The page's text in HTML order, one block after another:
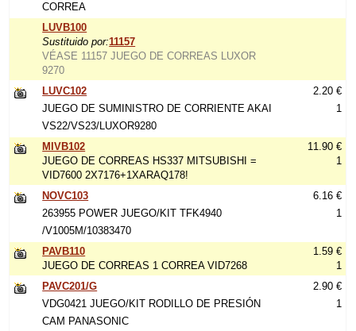
CORREA
LUVB100
Sustituido por:11157
VÉASE 11157 JUEGO DE CORREAS LUXOR
9270
LUVC102
JUEGO DE SUMINISTRO DE CORRIENTE AKAI
VS22/VS23/LUXOR9280
2.20 €
1
MIVB102
JUEGO DE CORREAS HS337 MITSUBISHI =
VID7600 2X7176+1XARAQ178!
11.90 €
1
NOVC103
263955 POWER JUEGO/KIT TFK4940
/V1005M/10383470
6.16 €
1
PAVB110
JUEGO DE CORREAS 1 CORREA VID7268
1.59 €
1
PAVC201/G
VDG0421 JUEGO/KIT RODILLO DE PRESIÓN
CAM PANASONIC
2.90 €
1